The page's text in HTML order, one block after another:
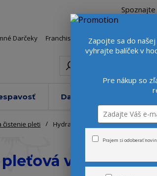
Spoznajte
Darčeky Franchise Veľkoobchod Viac
Darčeky
čistenie pleti Hydratačná pleťová vodná hmla -
vodná
Zapojte sa do
vyhrajte balíček v
Pre nákup so
Prajem si odoberať